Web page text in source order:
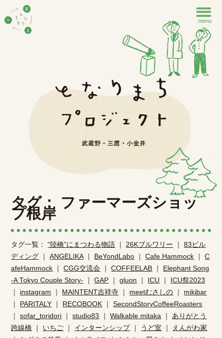
menu
タグ： ファーマーズショッ
プ根岸
タグ一覧：“陸橋”にまつわる物語 ｜ 26Kブルワリー ｜83ビル
ディング ｜ANGELIKA｜ BeYondLabo ｜Cafe Hammock ｜C
afeHammock ｜CGG交流会 ｜COFFEELAB ｜ Elephant Song
-A Tokyo Couple Story- ｜GAP ｜gluon ｜ ICU ｜ ICU祭2023
｜ instagram ｜ MAINTENT吉祥寺 ｜ meetむさしの ｜ mikibar
｜ PARITALY ｜ RECOBOOK ｜SecondStoryCoffeeRoasters
｜sofar_toridori ｜studio83 ｜Walkable mitaka ｜ ありがとう
跨線橋 ｜ いちご ｜ インターンシップ｜ うど室 ｜
えんがわ家